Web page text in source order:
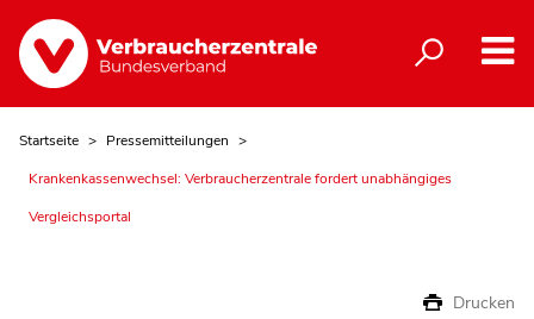
Startseite
Pressemitteilungen
Krankenkassenwechsel: Verbraucherzentrale fordert unabhängiges
Vergleichsportal
Drucken